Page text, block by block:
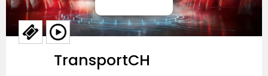
TransportCH